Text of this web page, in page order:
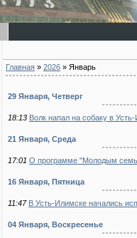
Главная » 2026 » Январь
29 Января, Четверг
18:13 Волк напал на собаку в
21 Января, Среда
17:01 О программе "Молодым
16 Января, Пятница
11:47 В Усть-Илимске начались
04 Января, Воскресенье